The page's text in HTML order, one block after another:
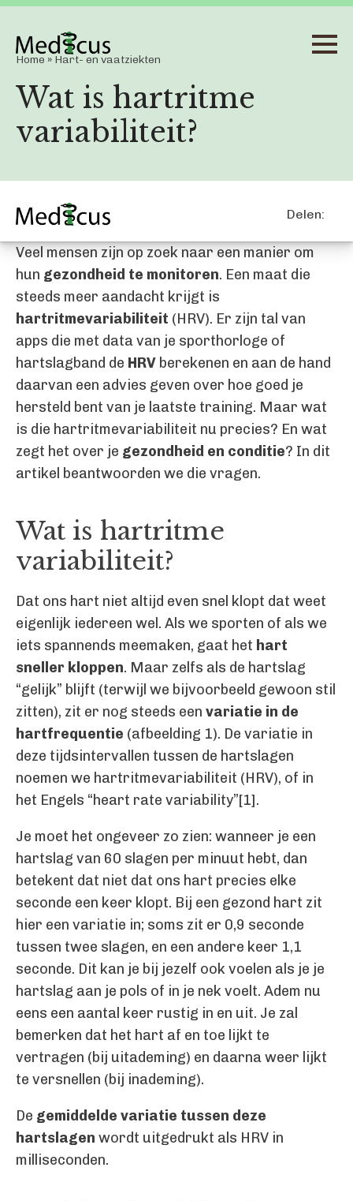
Home » Hart- en vaatziekten
Wat is hartritme
variabiliteit?
Delen:
Veel mensen zijn op zoek naar een manier om
hun gezondheid te monitoren. Een maat die
steeds meer aandacht krijgt is
hartritmevariabiliteit (HRV). Er zijn tal van
apps die met data van je sporthorloge of
hartslagband de HRV berekenen en aan de hand
daarvan een advies geven over hoe goed je
hersteld bent van je laatste training. Maar wat
is die hartritmevariabiliteit nu precies? En wat
zegt het over je gezondheid en conditie? In dit
artikel beantwoorden we die vragen.
Wat is hartritme
variabiliteit?
Dat ons hart niet altijd even snel klopt dat weet
eigenlijk iedereen wel. Als we sporten of als we
iets spannends meemaken, gaat het hart
sneller kloppen. Maar zelfs als de hartslag
“gelijk” blijft (terwijl we bijvoorbeeld gewoon stil
zitten), zit er nog steeds een variatie in de
hartfrequentie (afbeelding 1). De variatie in
deze tijdsintervallen tussen de hartslagen
noemen we hartritmevariabiliteit (HRV), of in
het Engels “heart rate variability”[1].
Je moet het ongeveer zo zien: wanneer je een
hartslag van 60 slagen per minuut hebt, dan
betekent dat niet dat ons hart precies elke
seconde een keer klopt. Bij een gezond hart zit
hier een variatie in; soms zit er 0,9 seconde
tussen twee slagen, en een andere keer 1,1
seconde. Dit kan je bij jezelf ook voelen als je je
hartslag aan je pols of in je nek voelt. Adem nu
eens een aantal keer rustig in en uit. Je zal
bemerken dat het hart af en toe lijkt te
vertragen (bij uitademing) en daarna weer lijkt
te versnellen (bij inademing).
De gemiddelde variatie tussen deze
hartslagen wordt uitgedrukt als HRV in
milliseconden.